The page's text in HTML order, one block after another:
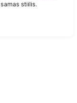
samas stiilis.